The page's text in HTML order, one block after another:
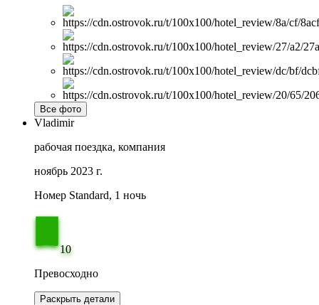
Все фото
Vladimir
рабочая поездка, компания
ноябрь 2023 г.
Номер Standard, 1 ночь
10
Превосходно
Раскрыть детали